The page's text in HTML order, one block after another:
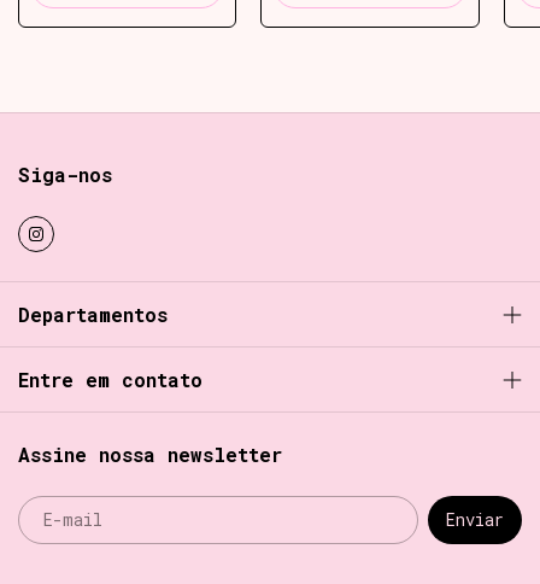
Siga-nos
Departamentos
Entre em contato
Assine nossa newsletter